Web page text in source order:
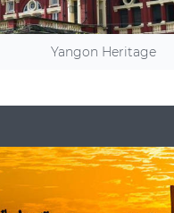
Yangon Heritage